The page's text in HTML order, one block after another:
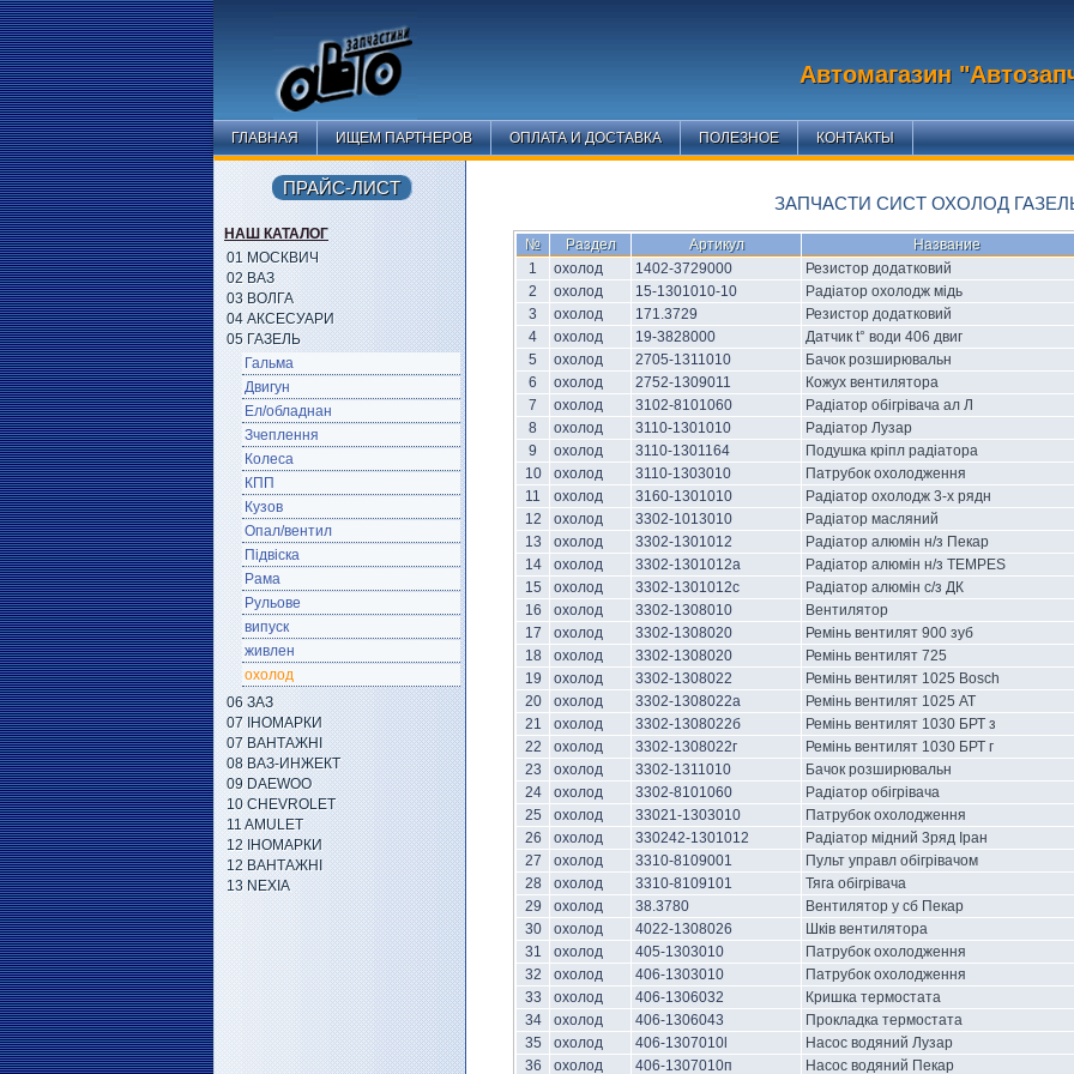
Автомагазин
ГЛАВНАЯ ИЩЕМ ПАРТНЕРОВ ОПЛАТА И ДОСТАВКА ПОЛЕЗНОЕ КОНТАКТЫ
ЗАПЧАСТИ СИСТ ОХОЛОД
№ Раздел Артикул
Название
1
охолод 1402-3729000
Резистор додатковий
2
охолод 15-1301010-10
Радіатор охолодж мідь
3
охолод 171.3729
Резистор додатковий
4
охолод 19-3828000
Датчик t° води 406 двиг
5
охолод 2705-1311010
Бачок розширювальн
6
охолод 2752-1309011
Кожух вентилятора
7
охолод 3102-8101060
Радіатор обігрівача ал Л
8
охолод 3110-1301010
Радіатор Лузар
9
охолод 3110-1301164
Подушка кріпл радіатора
10
охолод 3110-1303010
Патрубок охолодження
11
охолод 3160-1301010
Радіатор охолодж 3-х рядн
12
охолод 3302-1013010
Радіатор масляний
13
охолод 3302-1301012
Радіатор алюмін н/з Пекар
14
охолод 3302-1301012а
Радіатор алюмін н/з TEMPES
15
охолод 3302-1301012с
Радіатор алюмін с/з ДК
16
охолод 3302-1308010
Вентилятор
17
охолод 3302-1308020
Ремінь вентилят 900 зуб
18
охолод 3302-1308020
Ремінь вентилят 725
19
охолод 3302-1308022
Ремінь вентилят 1025 Bosch
20
охолод 3302-1308022а
Ремінь вентилят 1025 АТ
21
охолод 3302-1308022б
Ремінь вентилят 1030 БРТ з
22
охолод 3302-1308022г
Ремінь вентилят 1030 БРТ г
23
охолод 3302-1311010
Бачок розширювальн
24
охолод 3302-8101060
Радіатор обігрівача
25
охолод 33021-1303010
Патрубок охолодження
26
охолод 330242-1301012
Радіатор мідний 3ряд Іран
27
охолод 3310-8109001
Пульт управл обігрівачом
28
охолод 3310-8109101
Тяга обігрівача
29
охолод 38.3780
Вентилятор у сб Пекар
30
охолод 4022-1308026
Шків вентилятора
31
охолод 405-1303010
Патрубок охолодження
32
охолод 406-1303010
Патрубок охолодження
33
охолод 406-1306032
Кришка термостата
34
охолод 406-1306043
Прокладка термостата
35
охолод 406-1307010l
Насос водяний Лузар
36
охолод 406-1307010п Насос водяний Пекар
ПРАЙС-ЛИСТ
НАШ КАТАЛОГ
01 МОСКВИЧ
02 ВАЗ
03 ВОЛГА
04 АКСЕСУАРИ
05 ГАЗЕЛЬ
Гальма
Двигун
Ел/обладнан
Зчеплення
Колеса
КПП
Кузов
Опал/вентил
Підвіска
Рама
Рульове
випуск
живлен
охолод
06 ЗАЗ
07 ІНОМАРКИ
07 ВАНТАЖНІ
08 ВАЗ-ИНЖЕКТ
09 DAEWOO
10 CHEVROLET
11 AMULET
12 ІНОМАРКИ
12 ВАНТАЖНІ
13 NEXIA